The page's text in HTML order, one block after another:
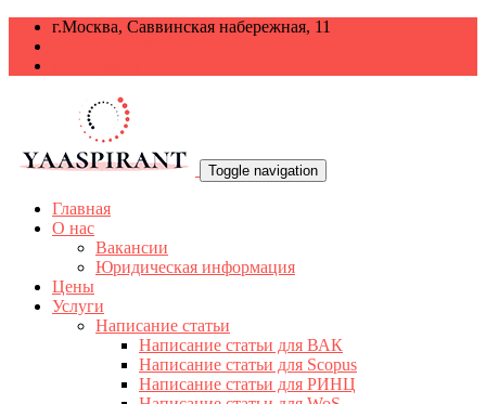
г.Москва, Саввинская набережная, 11
Toggle navigation
Главная
О нас
Вакансии
Юридическая информация
Цены
Услуги
Написание статьи
Написание статьи для ВАК
Написание статьи для Scopus
Написание статьи для РИНЦ